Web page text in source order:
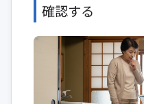
確認する